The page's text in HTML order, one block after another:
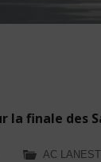
la finale des
AC